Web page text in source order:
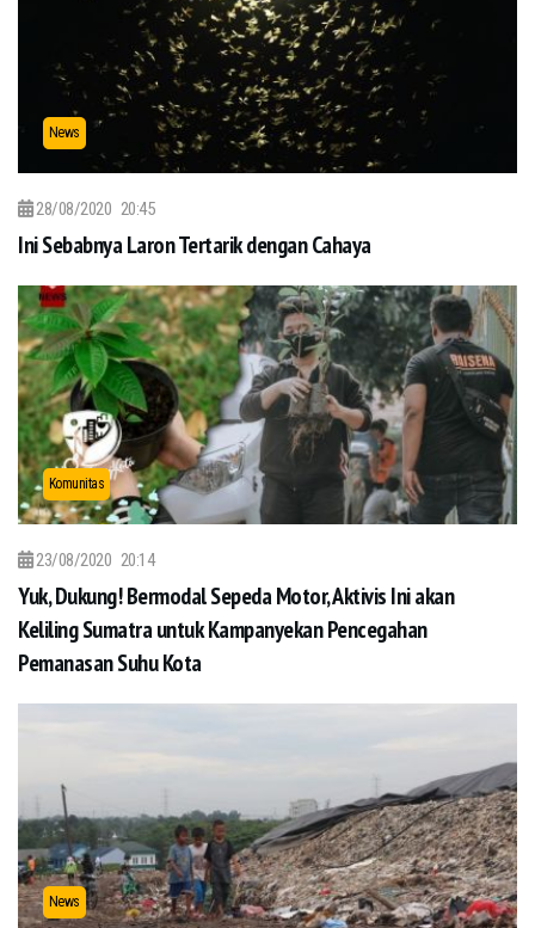
News
28/08/2020 20:45
Ini Sebabnya Laron Tertarik dengan Cahaya
Komunitas
23/08/2020 20:14
Yuk, Dukung! Bermodal Sepeda Motor, Aktivis Ini akan
Keliling Sumatra untuk Kampanyekan Pencegahan
Pemanasan Suhu Kota
News